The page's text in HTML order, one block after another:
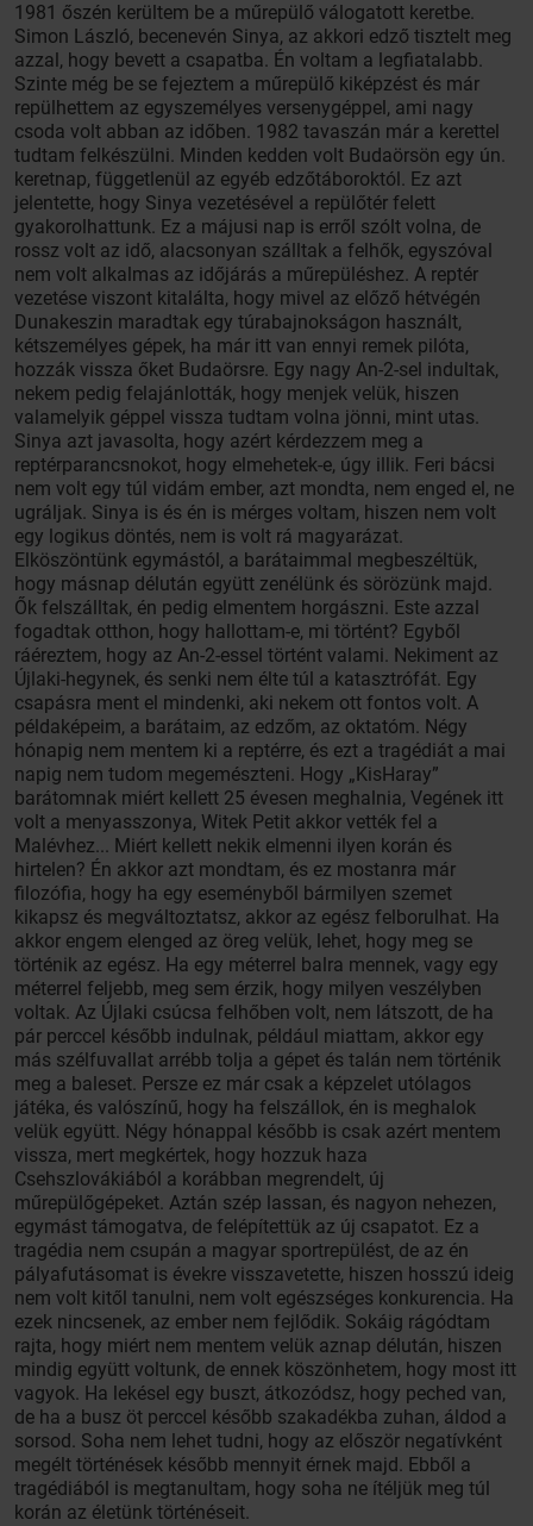
1981 őszén kerültem be a műrepülő válogatott keretbe.
Simon László, becenevén Sinya, az akkori edző tisztelt meg
azzal, hogy bevett a csapatba. Én voltam a legfiatalabb.
Szinte még be se fejeztem a műrepülő kiképzést és már
repülhettem az egyszemélyes versenygéppel, ami nagy
csoda volt abban az időben. 1982 tavaszán már a kerettel
tudtam felkészülni. Minden kedden volt Budaörsön egy ún.
keretnap, függetlenül az egyéb edzőtáboroktól. Ez azt
jelentette, hogy Sinya vezetésével a repülőtér felett
gyakorolhattunk. Ez a májusi nap is erről szólt volna, de
rossz volt az idő, alacsonyan szálltak a felhők, egyszóval
nem volt alkalmas az időjárás a műrepüléshez. A reptér
vezetése viszont kitalálta, hogy mivel az előző hétvégén
Dunakeszin maradtak egy túrabajnokságon használt,
kétszemélyes gépek, ha már itt van ennyi remek pilóta,
hozzák vissza őket Budaörsre. Egy nagy An-2-sel indultak,
nekem pedig felajánlották, hogy menjek velük, hiszen
valamelyik géppel vissza tudtam volna jönni, mint utas.
Sinya azt javasolta, hogy azért kérdezzem meg a
reptérparancsnokot, hogy elmehetek-e, úgy illik. Feri bácsi
nem volt egy túl vidám ember, azt mondta, nem enged el, ne
ugráljak. Sinya is és én is mérges voltam, hiszen nem volt
egy logikus döntés, nem is volt rá magyarázat.
Elköszöntünk egymástól, a barátaimmal megbeszéltük,
hogy másnap délután együtt zenélünk és sörözünk majd.
Ők felszálltak, én pedig elmentem horgászni. Este azzal
fogadtak otthon, hogy hallottam-e, mi történt? Egyből
ráéreztem, hogy az An-2-essel történt valami. Nekiment az
Újlaki-hegynek, és senki nem élte túl a katasztrófát. Egy
csapásra ment el mindenki, aki nekem ott fontos volt. A
példaképeim, a barátaim, az edzőm, az oktatóm. Négy
hónapig nem mentem ki a reptérre, és ezt a tragédiát a mai
napig nem tudom megemészteni. Hogy „KisHaray”
barátomnak miért kellett 25 évesen meghalnia, Vegének itt
volt a menyasszonya, Witek Petit akkor vették fel a
Malévhez... Miért kellett nekik elmenni ilyen korán és
hirtelen? Én akkor azt mondtam, és ez mostanra már
filozófia, hogy ha egy eseményből bármilyen szemet
kikapsz és megváltoztatsz, akkor az egész felborulhat. Ha
akkor engem elenged az öreg velük, lehet, hogy meg se
történik az egész. Ha egy méterrel balra mennek, vagy egy
méterrel feljebb, meg sem érzik, hogy milyen veszélyben
voltak. Az Újlaki csúcsa felhőben volt, nem látszott, de ha
pár perccel később indulnak, például miattam, akkor egy
más szélfuvallat arrébb tolja a gépet és talán nem történik
meg a baleset. Persze ez már csak a képzelet utólagos
játéka, és valószínű, hogy ha felszállok, én is meghalok
velük együtt. Négy hónappal később is csak azért mentem
vissza, mert megkértek, hogy hozzuk haza
Csehszlovákiából a korábban megrendelt, új
műrepülőgépeket. Aztán szép lassan, és nagyon nehezen,
egymást támogatva, de felépítettük az új csapatot. Ez a
tragédia nem csupán a magyar sportrepülést, de az én
pályafutásomat is évekre visszavetette, hiszen hosszú ideig
nem volt kitől tanulni, nem volt egészséges konkurencia. Ha
ezek nincsenek, az ember nem fejlődik. Sokáig rágódtam
rajta, hogy miért nem mentem velük aznap délután, hiszen
mindig együtt voltunk, de ennek köszönhetem, hogy most itt
vagyok. Ha lekésel egy buszt, átkozódsz, hogy peched van,
de ha a busz öt perccel később szakadékba zuhan, áldod a
sorsod. Soha nem lehet tudni, hogy az először negatívként
megélt történések később mennyit érnek majd. Ebből a
tragédiából is megtanultam, hogy soha ne ítéljük meg túl
korán az életünk történéseit.